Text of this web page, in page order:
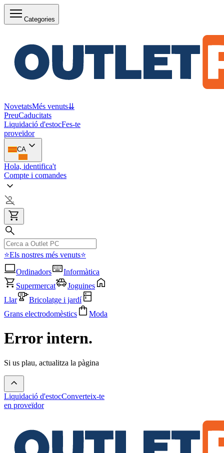
Categories
NovetatsMés venuts⇊
PreuCaducitats
Liquidació d'estocFes-te
proveïdor
CA
Hola, identifica't
Compte i comandes
⭐Els nostres més venuts⭐
Ordinadors
Informàtica
Supermercat
Joguines
Llar
Bricolatge i jardí
Grans electrodomèstics
Moda
Error intern.
Si us plau, actualitza la pàgina
Liquidació d'estocConverteix-te
en proveïdor